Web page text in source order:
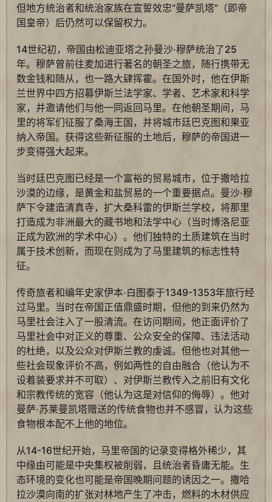
但地方统治者和统治家族在宣誓效忠“曼萨凯塔”（即帝
国皇帝）后仍然可以保留权力。
14世纪初，帝国由松迪亚塔之孙曼沙·穆萨统治了25
年。穆萨曾前往麦加进行著名的朝圣之旅，随行携带无
数金钱和随从，也一路大肆挥霍。在国外时，他在伊斯
兰世界中四方招募伊斯兰法学家、学者、艺术家和科学
家，并邀请他们与他一同返回马里。在他朝圣期间，马
里的将军们征服了桑海王国，并将城市廷巴克图和果亚
纳入帝国。获得这些新征服的土地后，穆萨的帝国进一
步变得强大起来。
当时廷巴克图已经是一个富裕的贸易城市，位于撒哈拉
沙漠的边缘，是黄金和盐贸易的一个重要据点。曼沙·穆
萨下令建造清真寺，扩大桑科雷的伊斯兰学校，将那里
打造成为非洲最大的藏书地和法学中心（当时博洛尼亚
正成为欧洲的学术中心）。他们独特的土质建筑在当时
属于技术创新，而现在则成为了马里建筑的标志性特
征。
传奇旅者和编年史家伊本·白图泰于1349-1353年旅行经
过马里。当时在帝国正值鼎盛时期，但他的到来仍然为
马里社会注入了一股清流。在访问期间，他正面评价了
马里社会中对正义的尊重、公众安全的保障、违法活动
的杜绝，以及公众对伊斯兰教的虔诚。但他也对其他一
些社会现象评价不高，例如两性的自由融合（他认为不
设着装要求并不可取）、对伊斯兰教传入之前旧有文化
和宗教传统的宽容（他认为这是对信仰的侮辱）。他对
曼萨·苏莱曼凯塔赠送的传统食物也并不感冒，认为这些
食物根本配不上他的地位。
从14-16世纪开始，马里帝国的记录变得格外稀少，其
中缘由可能是中央集权被削弱，且统治者昏庸无能。生
态环境的变化也可能是帝国晚期问题的诱因之一。撒哈
拉沙漠向南的扩张对林地产生了冲击，燃料的木材供应